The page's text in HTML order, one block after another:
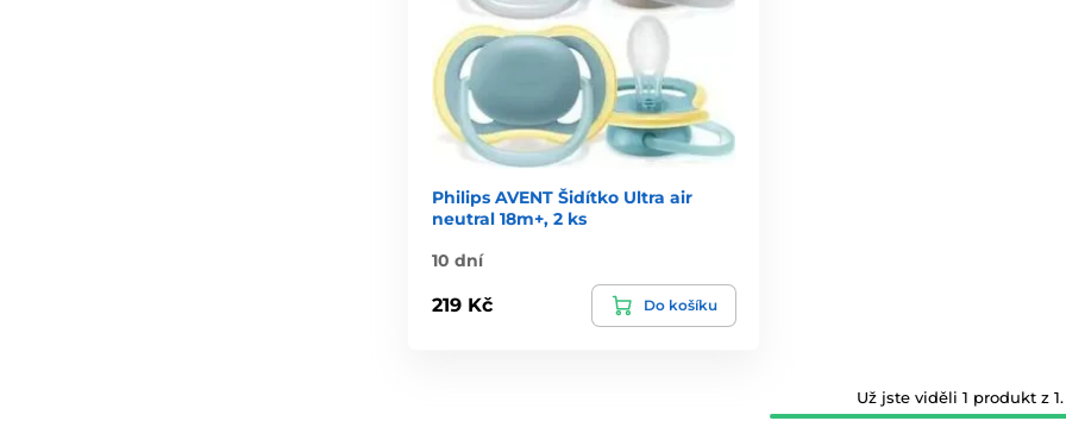
Philips AVENT Šidítko Ultra air
neutral 18m+, 2 ks
10 dní
219 Kč Do košíku
Už jste viděli 1 produkt z 1.